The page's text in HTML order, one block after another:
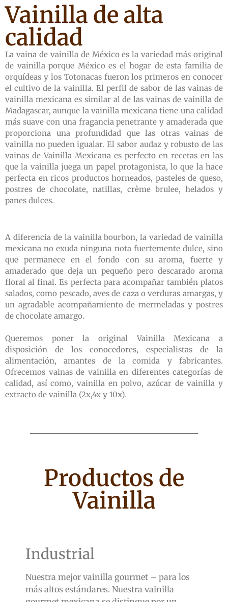
Vainilla de alta
calidad
La vaina de vainilla de México es la variedad más original
de vainilla porque México es el hogar de esta familia de
orquídeas y los Totonacas fueron los primeros en conocer
el cultivo de la vainilla. El perfil de sabor de las vainas de
vainilla mexicana es similar al de las vainas de vainilla de
Madagascar, aunque la vainilla mexicana tiene una calidad
más suave con una fragancia penetrante y amaderada que
proporciona una profundidad que las otras vainas de
vainilla no pueden igualar. El sabor audaz y robusto de las
vainas de Vainilla Mexicana es perfecto en recetas en las
que la vainilla juega un papel protagonista, lo que la hace
perfecta en ricos productos horneados, pasteles de queso,
postres de chocolate, natillas, crème brulee, helados y
panes dulces.
A diferencia de la vainilla bourbon, la variedad de vainilla
mexicana no exuda ninguna nota fuertemente dulce, sino
que permanece en el fondo con su aroma, fuerte y
amaderado que deja un pequeño pero descarado aroma
floral al final. Es perfecta para acompañar también platos
salados, como pescado, aves de caza o verduras amargas, y
un agradable acompañamiento de mermeladas y postres
de chocolate amargo.
Queremos poner la original Vainilla Mexicana a
disposición de los conocedores, especialistas de la
alimentación, amantes de la comida y fabricantes.
Ofrecemos vainas de vainilla en diferentes categorías de
calidad, así como, vainilla en polvo, azúcar de vainilla y
extracto de vainilla (2x,4x y 10x).
Productos de
Vainilla
Industrial
Nuestra mejor vainilla gourmet – para los
más altos estándares. Nuestra vainilla